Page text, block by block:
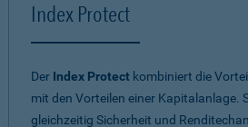
Index Protect
Der Index Protect kombiniert die
mit den Vorteilen einer Kapitalanlage.
gleichzeitig Sicherheit und